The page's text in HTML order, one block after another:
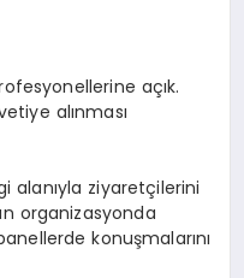
açık.
alınması
alanıyla ziyaretçilerini
organizasyonda
konuşmalarını